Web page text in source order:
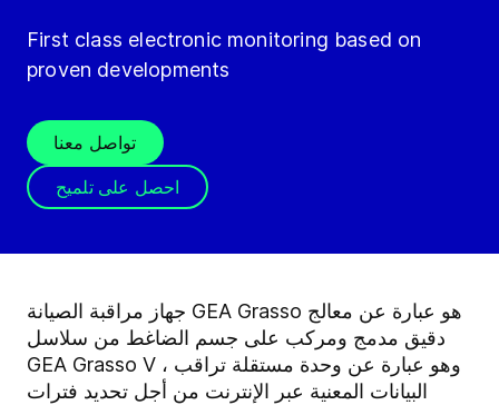
First class electronic monitoring based on
proven developments
تواصل معنا
احصل على تلميح
جهاز مراقبة الصيانة GEA Grasso هو عبارة عن معالج
دقيق مدمج ومركب على جسم الضاغط من سلاسل
GEA Grasso V ، وهو عبارة عن وحدة مستقلة تراقب
البيانات المعنية عبر الإنترنت من أجل تحديد فترات